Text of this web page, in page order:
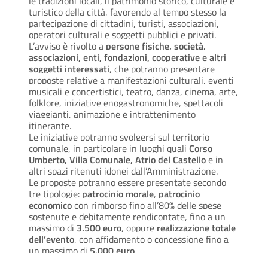
turistico della città, favorendo al tempo stesso la
partecipazione di cittadini, turisti, associazioni,
operatori culturali e soggetti pubblici e privati.
L’avviso è rivolto a persone fisiche, società,
associazioni, enti, fondazioni, cooperative e altri
soggetti interessati, che potranno presentare
proposte relative a manifestazioni culturali, eventi
musicali e concertistici, teatro, danza, cinema, arte,
folklore, iniziative enogastronomiche, spettacoli
viaggianti, animazione e intrattenimento
itinerante.
Le iniziative potranno svolgersi sul territorio
comunale, in particolare in luoghi quali Corso
Umberto, Villa Comunale, Atrio del Castelloe in
altri spazi ritenuti idonei dall’Amministrazione.
Le proposte potranno essere presentate secondo
tre tipologie: patrocinio morale, patrocinio
economicocon rimborso fino all’80% delle spese
sostenute e debitamente rendicontate, fino a un
massimo di 3.500 euro, oppure realizzazione totale
dell’evento, con affidamento o concessione fino a